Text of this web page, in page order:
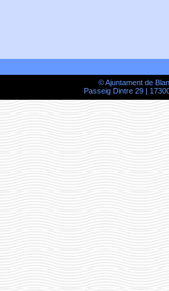
© Ajuntament de
Passeig Dintre 29 |